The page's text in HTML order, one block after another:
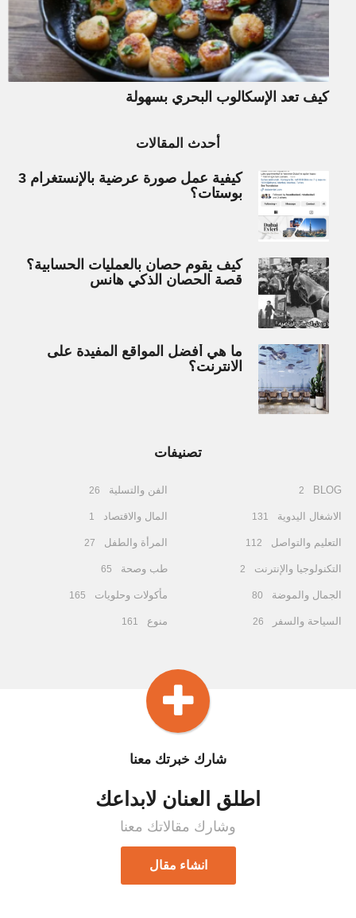
كيف تعد الإسكالوب البحري بسهولة
أحدث المقالات
كيفية عمل صورة عرضية بالإنستغرام 3
بوستات؟
كيف يقوم حصان بالعمليات الحسابية؟
قصة الحصان الذكي هانس
ما هي أفضل المواقع المفيدة على
الانترنت؟
تصنيفات
BLOG
2
الاشغال اليدوية 131
التعليم والتواصل 112
التكنولوجيا والإنترنت 2
الجمال والموضة 80
السياحة والسفر 26
الفن والتسلية 26
المال والاقتصاد 1
المرأة والطفل 27
طب وصحة 65
مأكولات وحلويات 165
منوع 161
شارك خبرتك معنا
اطلق العنان لابداعك
وشارك مقالاتك معنا
انشاء مقال